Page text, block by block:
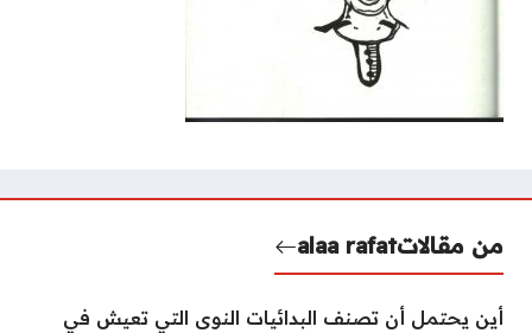
من مقالاتalaa rafat
أين يحتمل أن تصنف البدائيات النوى التي تعيش في